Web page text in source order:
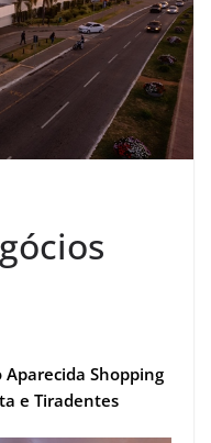
Shopping
e Tiradentes